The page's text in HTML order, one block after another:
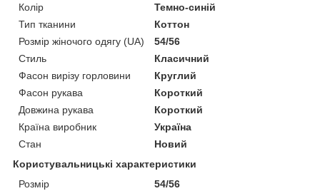
Колір
Темно-синій
Тип тканини
Коттон
Розмір жіночого одягу (UA)
54/56
Стиль
Класичний
Фасон вирізу горловини
Круглий
Фасон рукава
Короткий
Довжина рукава
Короткий
Країна виробник
Україна
Стан
Новий
Користувальницькі характеристики
Розмір
54/56